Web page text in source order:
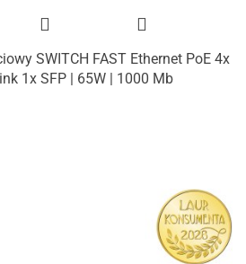
SWITCH FAST Ethernet PoE 4x
1x SFP | 65W | 1000 Mb